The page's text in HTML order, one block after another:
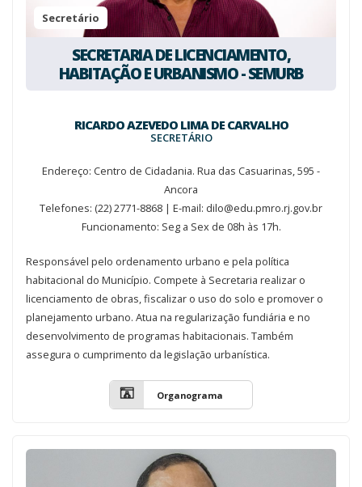
Secretário
SECRETARIA DE LICENCIAMENTO,
HABITAÇÃO E URBANISMO - SEMURB
RICARDO AZEVEDO LIMA DE CARVALHO
SECRETÁRIO
Endereço: Centro de Cidadania. Rua das Casuarinas, 595 -
Ancora
Telefones: (22) 2771-8868 | E-mail: dilo@edu.pmro.rj.gov.br
Funcionamento: Seg a Sex de 08h às 17h.
Responsável pelo ordenamento urbano e pela política
habitacional do Município. Compete à Secretaria realizar o
licenciamento de obras, fiscalizar o uso do solo e promover o
planejamento urbano. Atua na regularização fundiária e no
desenvolvimento de programas habitacionais. Também
assegura o cumprimento da legislação urbanística.
Organograma